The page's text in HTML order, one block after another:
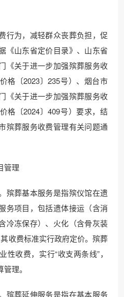
行为，减轻群众丧葬负担，促
《山东省定价目录》、山东省
《关于进一步加强殡葬服务收
格〔2023〕235号）、烟台市
《关于进一步加强殡葬服务收
格〔2024〕409号）要求，结
殡葬服务收费管理有关问题通
管理
殡葬基本服务是指殡仪馆在遗
务项目，包括遗体接运（含消
冷冻保存）、火化（含骨灰装
收费标准实行政府定价。殡葬
收费，实行“收支两条线”，
理。
殡葬延伸服务是指在基本服务